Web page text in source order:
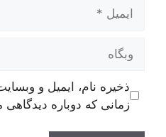
وبگاه
ذخیره نام، ایمیل و
زمانی که دوباره